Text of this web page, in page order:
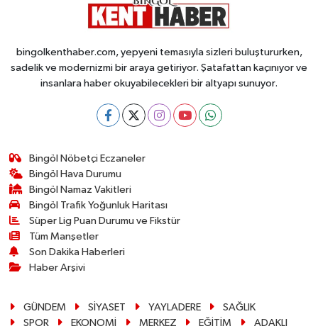
bingolkenthaber.com, yepyeni temasıyla sizleri buluştururken,
sadelik ve modernizmi bir araya getiriyor. Şatafattan kaçınıyor ve
insanlara haber okuyabilecekleri bir altyapı sunuyor.
Bingöl Nöbetçi Eczaneler
Bingöl Hava Durumu
Bingöl Namaz Vakitleri
Bingöl Trafik Yoğunluk Haritası
Süper Lig Puan Durumu ve Fikstür
Tüm Manşetler
Son Dakika Haberleri
Haber Arşivi
GÜNDEM SİYASET YAYLADERE
SAĞLIK
SPOR
EKONOMİ MERKEZ EĞİTİM ADAKLI